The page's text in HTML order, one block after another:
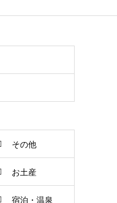
その他
お土産
宿泊・温泉